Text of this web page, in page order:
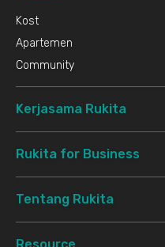
Kost
Apartemen
Community
Kerjasama Rukita
Rukita for Business
Tentang Rukita